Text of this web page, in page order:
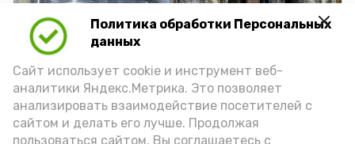
Политика обработки Персональных
данных
Сайт использует cookie и инструмент веб-
аналитики Яндекс.Метрика. Это позволяет
анализировать взаимодействие посетителей с
сайтом и делать его лучше. Продолжая
пользоваться сайтом, Вы соглашаетесь с